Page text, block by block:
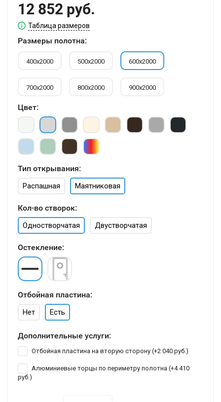
12 852 руб.
Таблица размеров
Размеры полотна:
400х2000 500х2000 600х2000
700х2000 800х2000 900х2000
Цвет:
Тип открывания:
Распашная Маятниковая
Кол-во створок:
Одностворчатая Двустворчатая
Остекление:
Отбойная пластина:
Нет Есть
Дополнительные услуги:
Отбойная пластина на вторую сторону (+2 040 руб. )
Алюминиевые торцы по периметру полотна (+4 410
руб.)